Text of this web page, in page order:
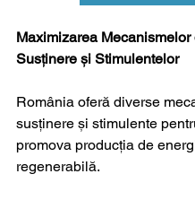
Maximizarea Mecanismelor
Susținere și Stimulentelor
România oferă diverse
susținere și stimulente
promova producția de
regenerabilă.